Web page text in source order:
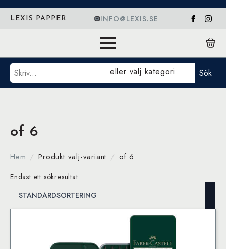
LEXIS PAPPER INFO@LEXIS.SE
Sök eller välj kategori Sök
of 6
Hem Produkt valj-variant of 6
Endast ett sökresultat